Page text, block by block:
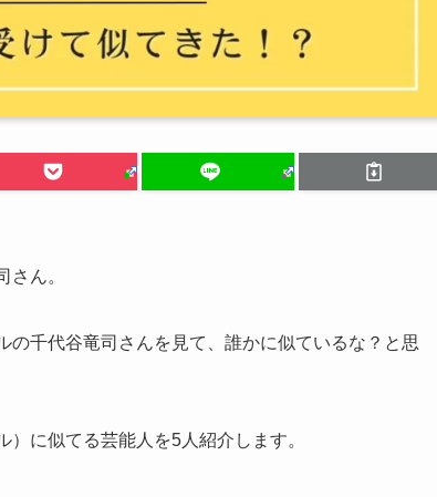
ん。
千代谷竜司さんを見て、誰かに似ているな？と思
に似てる芸能人を5人紹介します。